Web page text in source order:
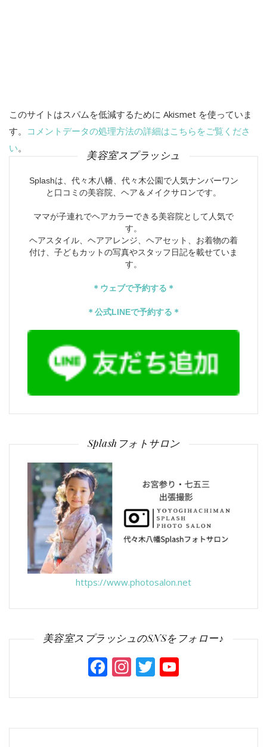
このサイトはスパムを低減するために Akismet を使っていま
す。 コメントデータの処理方法の詳細はこちらをご覧くださ
い。
美容室スプラッシュ
Splashは、代々木八幡、代々木公園で人気ナンバーワン
と口コミの美容院、ヘア＆メイクサロンです。
ママが子連れでヘアカラーできる美容院として人気で
す。
ヘアスタイル、ヘアアレンジ、ヘアセット、お着物の着
付け、子どもカットの写真やスタッフ日記を載せていま
す。
＊ウェブで予約する＊
＊公式LINEで予約する＊
Splashフォトサロン
https://www.photosalon.net
美容室スプラッシュのSNSをフォロー♪
Facebook
Instagram
Twitter